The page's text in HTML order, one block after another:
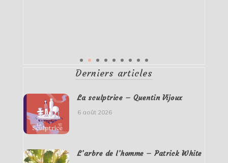
Derniers articles
La sculptrice – Quentin Vijoux
6 août 2026
L’arbre de l’homme – Patrick White